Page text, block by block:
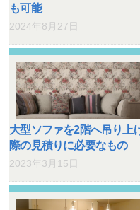
も可能
2024年8月27日
大型ソファを2階へ吊り上
際の見積りに必要なもの
2023年3月15日